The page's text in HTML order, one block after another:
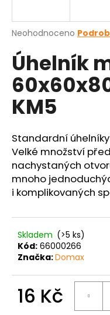
Průměrné
produktu
je
0,0
z
5
hvězdiček.
Neohodnoceno
Úhelník
KM5
Standardní
Velké množství
nachystaných
mnoho
i komplikovaných
Skladem (>5 ks)
Kód: 66000266
Značka:Domax
16 Kč
j
t
?
D
o
p
u
u